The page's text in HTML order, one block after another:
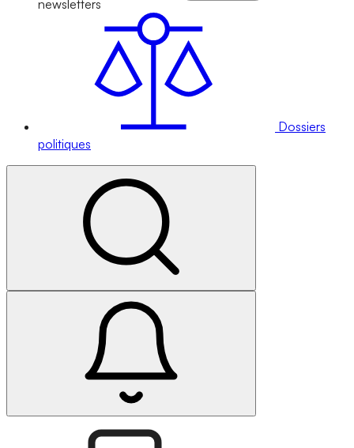
newsletters
Dossiers
politiques